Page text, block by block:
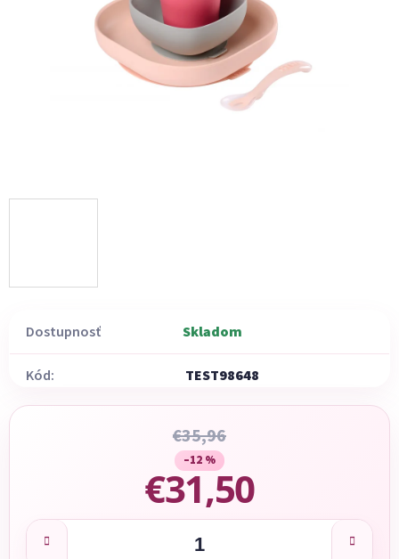
Dostupnosť Skladom
Kód: TEST98648
€35,96
–12 %
€31,50
Jednotková cena: